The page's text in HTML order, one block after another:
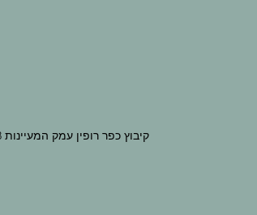
קיבוץ כפר רופין עמק המעיינות 050-569-1318